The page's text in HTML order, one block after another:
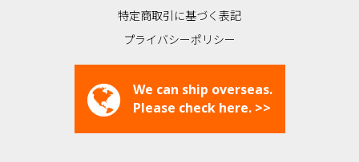
特定商取引に基づく表記
プライバシーポリシー
We can ship overseas.
Please check here. >>